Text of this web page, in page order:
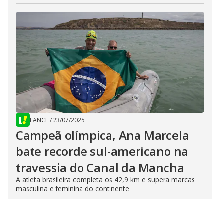
LANCE/23/07/2026
Campeã olímpica, Ana Marcela
bate recorde sul-americano na
travessia do Canal da Mancha
A atleta brasileira completa os 42,9 km e supera marcas
masculina e feminina do continente